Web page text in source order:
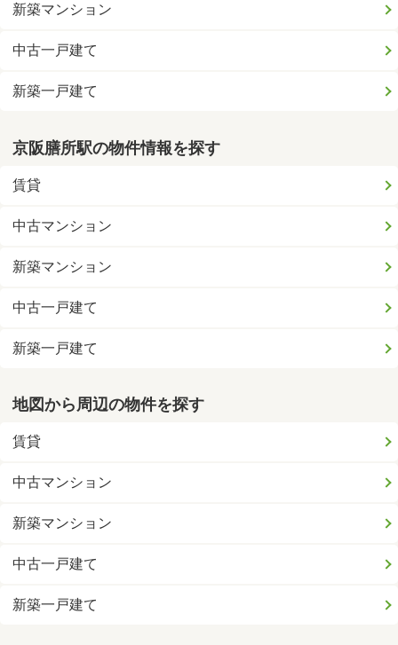
新築マンション
中古一戸建て
新築一戸建て
京阪膳所駅の物件情報を探す
賃貸
中古マンション
新築マンション
中古一戸建て
新築一戸建て
地図から周辺の物件を探す
賃貸
中古マンション
新築マンション
中古一戸建て
新築一戸建て